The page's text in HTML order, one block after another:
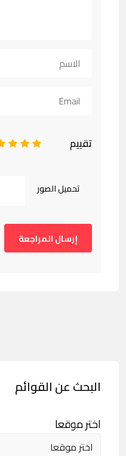
تقييم 5
4
3
تحميل الصور
البحث عن القوائم
اختر موقعا